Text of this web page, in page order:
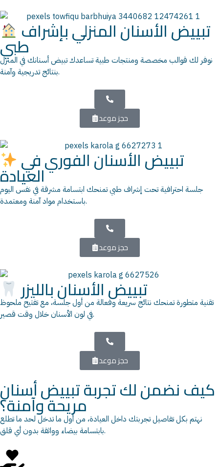
طبي
نوفر لك قوالب مخصصة ومنتجات طبية تساعدك تبيض أسنانك في المنزل
بنتائج تدريجية وآمنة.
حجز موعد
العيادة
جلسة احترافية تحت إشراف طبي تمنحك ابتسامة مشرقة في نفس اليوم
باستخدام مواد آمنة ومعتمدة.
حجز موعد
تبييض الأسنان بالليزر
تقنية متطورة تمنحك نتائج سريعة وفعالة من أول جلسة، مع تفتيح ملحوظ
في لون الأسنان خلال وقت قصير.
حجز موعد
كيف نضمن لك تجربة تبييض أسنان
مريحة وآمنة؟
نهتم بكل تفاصيل تجربتك داخل العيادة، من أول ما تدخل لحد ما تطلع
بابتسامة بيضاء وواثقة بدون أي قلق.